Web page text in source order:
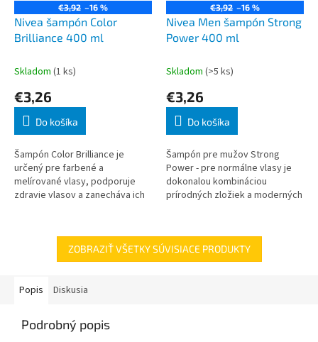
€3,92 –16 %
Nivea šampón Color
Brilliance 400 ml
Skladom (1 ks)
€3,26
Do košíka
Šampón Color Brilliance je
určený pre farbené a
melírované vlasy, podporuje
zdravie vlasov a zanecháva ich
€3,92 –16 %
Nivea Men šampón Strong
Power 400 ml
Skladom (>5 ks)
€3,26
Do košíka
Šampón pre mužov Strong
Power - pre normálne vlasy je
dokonalou kombináciou
prírodných zložiek a moderných
posilnia, dod
ZOBRAZIŤ VŠETKY SÚVISIACE PRODUKTY
Popis Diskusia
Podrobný popis